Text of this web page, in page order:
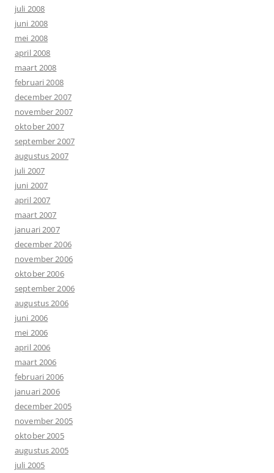
juli 2008
juni 2008
mei 2008
april 2008
maart 2008
februari 2008
december 2007
november 2007
oktober 2007
september 2007
augustus 2007
juli 2007
juni 2007
april 2007
maart 2007
januari 2007
december 2006
november 2006
oktober 2006
september 2006
augustus 2006
juni 2006
mei 2006
april 2006
maart 2006
februari 2006
januari 2006
december 2005
november 2005
oktober 2005
augustus 2005
juli 2005